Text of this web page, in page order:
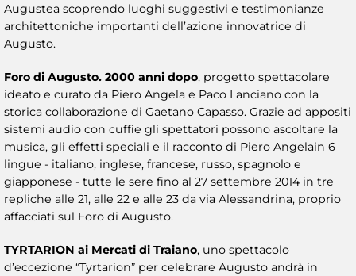
Augustea scoprendo luoghi suggestivi e testimonianze
architettoniche importanti dell’azione innovatrice di
Augusto.
Foro di Augusto. 2000 anni dopo, progetto spettacolare
ideato e curato da Piero Angela e Paco Lanciano con la
storica collaborazione di Gaetano Capasso. Grazie ad appositi
sistemi audio con cuffie gli spettatori possono ascoltare la
musica, gli effetti speciali e il racconto di Piero Angelain 6
lingue - italiano, inglese, francese, russo, spagnolo e
giapponese - tutte le sere fino al 27 settembre 2014 in tre
repliche alle 21, alle 22 e alle 23 da via Alessandrina, proprio
affacciati sul Foro di Augusto.
TYRTARION ai Mercati di Traiano, uno spettacolo
d’eccezione “Tyrtarion” per celebrare Augusto andrà in